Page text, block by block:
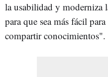
la usabilidad y moderniza
para que sea más fácil
compartir conocimientos".